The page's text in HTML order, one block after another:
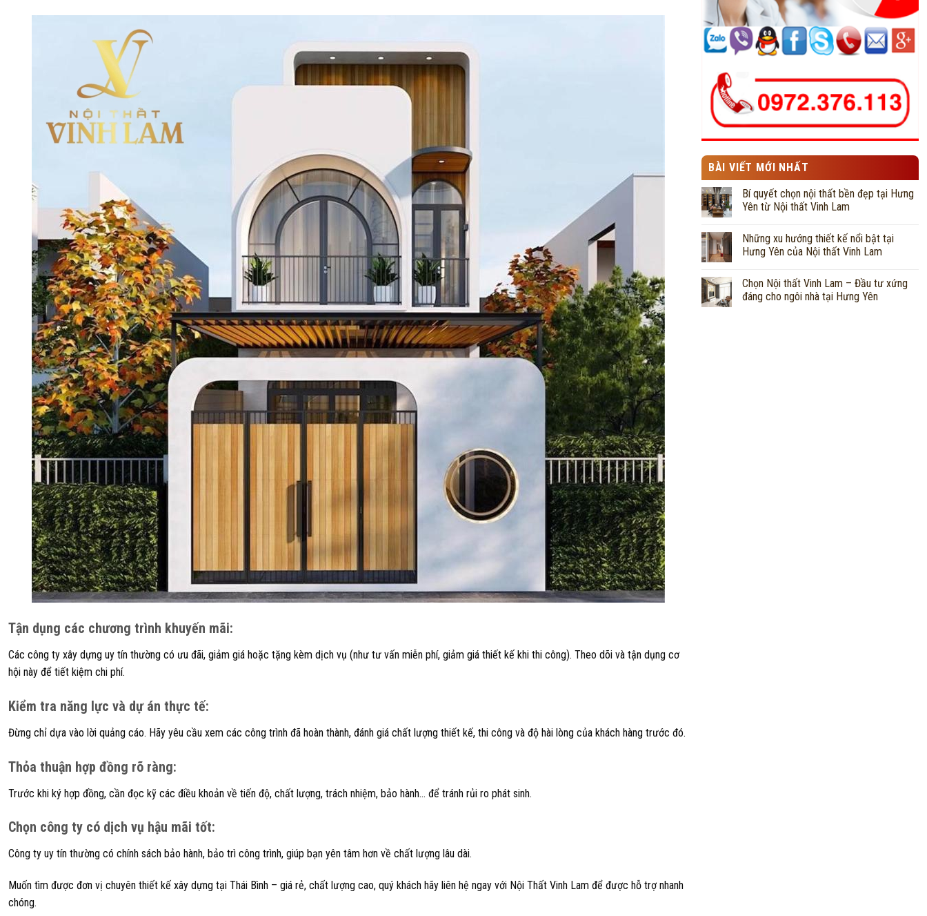
Tận dụng các chương trình khuyến mãi:
Các công ty xây dựng uy tín thường có ưu đãi, giảm giá hoặc tặng kèm dịch vụ (như tư vấn miễn phí, giảm giá thiết kế khi thi công). Theo dõi và tận dụng cơ
hội này để tiết kiệm chi phí.
Kiểm tra năng lực và dự án thực tế:
Đừng chỉ dựa vào lời quảng cáo. Hãy yêu cầu xem các công trình đã hoàn thành, đánh giá chất lượng thiết kế, thi công và độ hài lòng của khách hàng trước đó.
Thỏa thuận hợp đồng rõ ràng:
Trước khi ký hợp đồng, cần đọc kỹ các điều khoản về tiến độ, chất lượng, trách nhiệm, bảo hành… để tránh rủi ro phát sinh.
Chọn công ty có dịch vụ hậu mãi tốt:
Công ty uy tín thường có chính sách bảo hành, bảo trì công trình, giúp bạn yên tâm hơn về chất lượng lâu dài.
Muốn tìm được đơn vị chuyên thiết kế xây dựng tại Thái Bình – giá rẻ, chất lượng cao, quý khách hãy liên hệ ngay với Nội Thất Vinh Lam để được hỗ trợ nhanh
chóng.
BÀI VIẾT MỚI NHẤT
Bí quyết chọn nội thất bền đẹp tại Hưng
Yên từ Nội thất Vinh Lam
Những xu hướng thiết kế nổi bật tại
Hưng Yên của Nội thất Vinh Lam
Chọn Nội thất Vinh Lam – Đầu tư xứng
đáng cho ngôi nhà tại Hưng Yên